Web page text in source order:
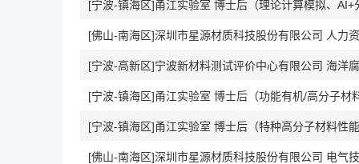
[宁波-镇海区]甬江实验室 博士后（理论计算模拟、
[佛山-南海区]深圳市星源材质科技股份有限公司 人力
[宁波-高新区]宁波新材料测试评价中心有限公司 海洋
[宁波-镇海区]甬江实验室 博士后（功能有机/高分子材
[宁波-镇海区]甬江实验室 博士后（特种高分子材料性
[佛山-南海区]深圳市星源材质科技股份有限公司 电气